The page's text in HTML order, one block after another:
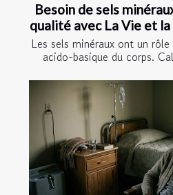
Besoin de sels
qualité avec La Vie et
Les sels minéraux ont un
acido-basique du corps.